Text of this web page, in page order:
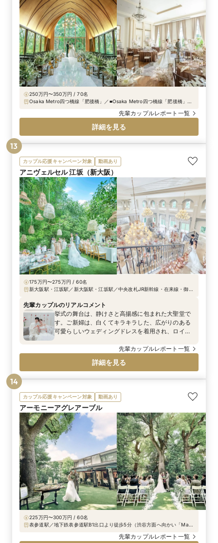
250万円〜350万円 / 70名
Osaka Metro四つ橋線「肥後橋」／■Osaka Metro四つ橋線「肥後橋」駅
橋」駅から徒歩5分 ■京阪中之島線「渡辺橋」駅から徒歩5分
先輩カップルレポート一覧
詳細を見る
カップル応援キャンペーン対象 動画あり
アニヴェルセル 江坂（新大阪）
175万円〜275万円 / 60名
新大阪駅・江坂駅／新大阪駅・江坂駅／中央改札JR新幹線・在来線・御堂
阪国際空港よりタクシーで15分
先輩カップルのリアルコメント
挙式の舞台は、静けさと高揚感に包まれた大聖堂で
す。ご新婦は、白くてキラキラした、広がりのある
可愛らしいウェディングドレスを着用され、ロイヤ
た。 入場前に『セレモニームービー』を上映した際
は、親御様への感謝の気持ちが溢れ、心に残る感動
的なシーンとなったそう。
先輩カップルレポート一覧
詳細を見る
13
カップル応援キャンペーン対象 動画あり
アーモニーアグレアーブル
225万円〜300万円 / 60名
表参道駅／地下鉄表参道駅B1出口より徒歩5分（渋谷方面へ向かい「Max
ポストを正面に左側の道を進み、2つ目の路地を右折し、道なりに約10ｍ
先輩カップルレポート一覧
14